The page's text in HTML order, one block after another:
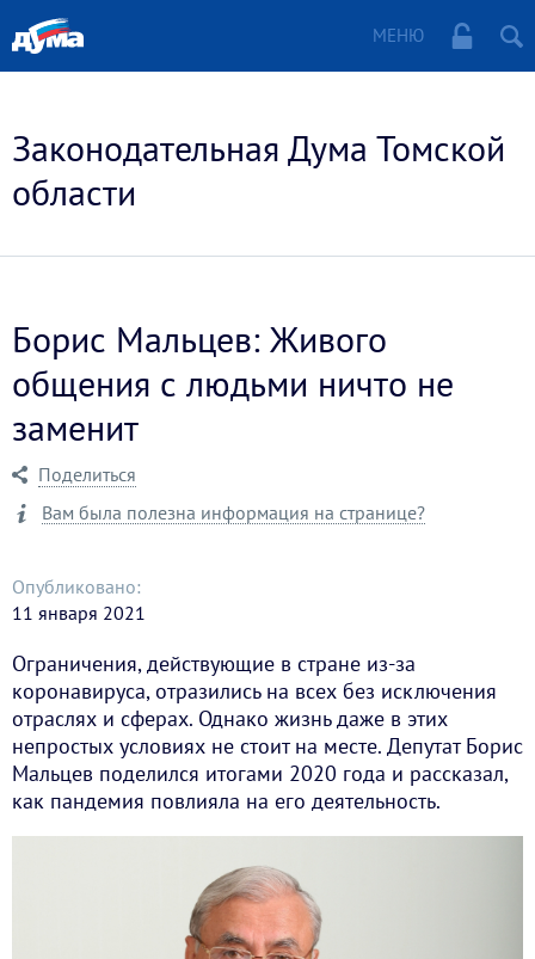
МЕНЮ
Законодательная Дума Томской
области
Борис Мальцев: Живого
общения с людьми ничто не
заменит
Поделиться
Вам была полезна информация на странице?
Опубликовано:
11 января 2021
Ограничения, действующие в стране из-за
коронавируса, отразились на всех без исключения
отраслях и сферах. Однако жизнь даже в этих
непростых условиях не стоит на месте. Депутат Борис
Мальцев поделился итогами 2020 года и рассказал,
как пандемия повлияла на его деятельность.